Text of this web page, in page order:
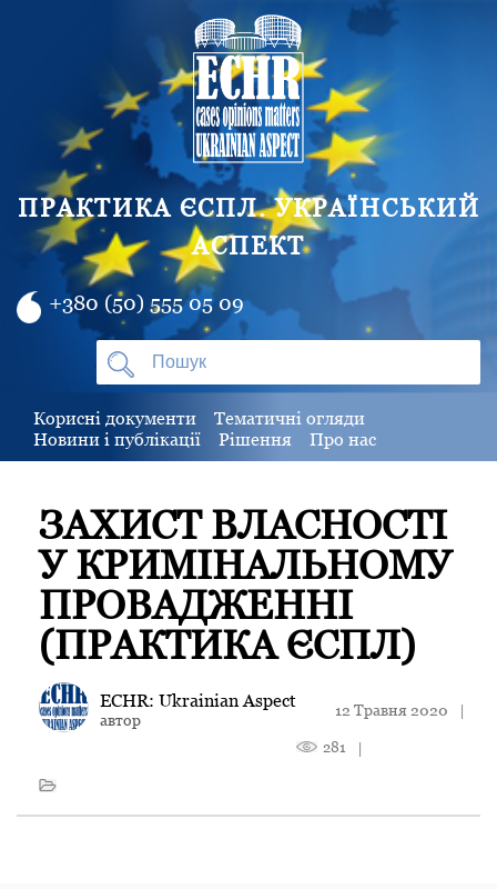
ПРАКТИКА ЄСПЛ. УКРАЇНСЬКИЙ
АСПЕКТ
+380 (50) 555 05 09
Корисні документи
Тематичні огляди
Новини і публікації
Рішення Про нас
ЗАХИСТ ВЛАСНОСТІ
У КРИМІНАЛЬНОМУ
ПРОВАДЖЕННІ
(ПРАКТИКА ЄСПЛ)
ECHR: Ukrainian Aspect
автор
12 Травня 2020 |
281 |